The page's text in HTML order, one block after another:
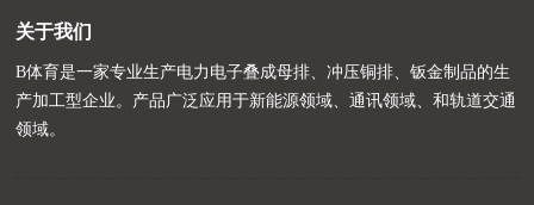
关于我们
B体育是一家专业生产电力电子叠成母排、冲压铜排、钣金制品的生
产加工型企业。产品广泛应用于新能源领域、通讯领域、和轨道交通
领域。